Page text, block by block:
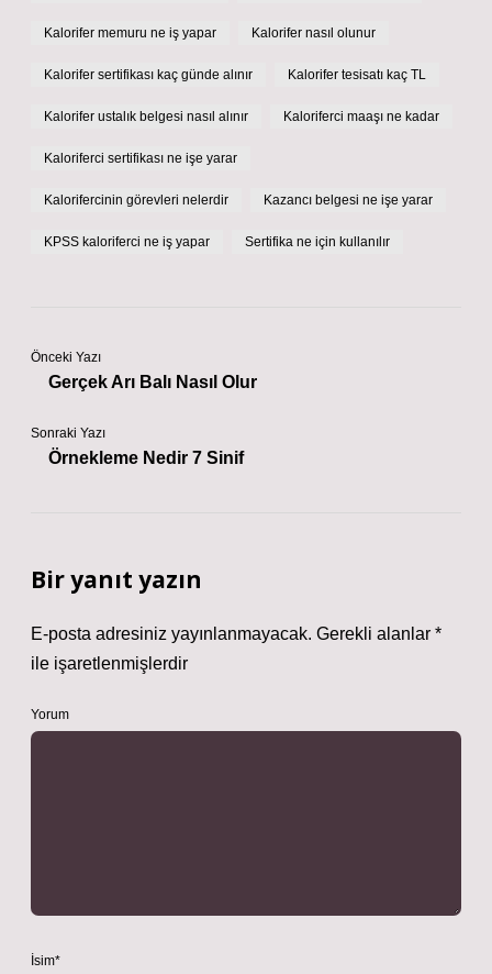
Kalorifer memuru ne iş yapar Kalorifer nasıl olunur
Kalorifer sertifikası kaç günde alınır Kalorifer tesisatı kaç TL
Kalorifer ustalık belgesi nasıl alınır Kaloriferci maaşı ne kadar
Kaloriferci sertifikası ne işe yarar
Kalorifercinin görevleri nelerdir Kazancı belgesi ne işe yarar
KPSS kaloriferci ne iş yapar Sertifika ne için kullanılır
Önceki Yazı
Gerçek Arı Balı Nasıl Olur
Sonraki Yazı
Örnekleme Nedir 7 Sinif
Bir yanıt yazın
E-posta adresiniz yayınlanmayacak. Gerekli alanlar *
ile işaretlenmişlerdir
Yorum
İsim*